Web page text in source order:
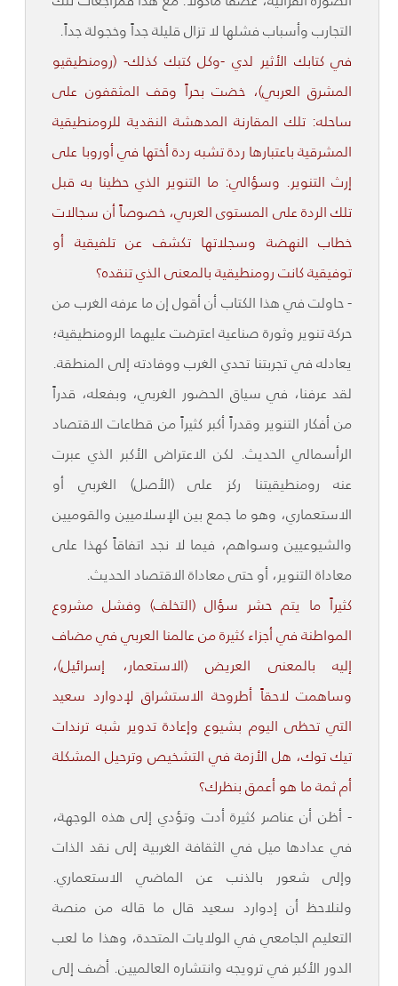
التجارب وأسباب فشلها لا تزال قليلة جداً وخجولة جداً.
في كتابك الأثير لدي -وكل كتبك كذلك- (رومنطيقيو
المشرق العربي)، خضت بحراً وقف المثقفون على
ساحله: تلك المقارنة المدهشة النقدية للرومنطيقية
المشرقية باعتبارها ردة تشبه ردة أختها في أوروبا على
إرث التنوير. وسؤالي: ما التنوير الذي حظينا به قبل
تلك الردة على المستوى العربي، خصوصاً أن سجالات
خطاب النهضة وسجلاتها تكشف عن تلفيقية أو
توفيقية كانت رومنطيقية بالمعنى الذي تنقده؟
- حاولت في هذا الكتاب أن أقول إن ما عرفه الغرب من
حركة تنوير وثورة صناعية اعترضت عليهما الرومنطيقية؛
يعادله في تجربتنا تحدي الغرب ووفادته إلى المنطقة.
لقد عرفنا، في سياق الحضور الغربي، وبفعله، قدراً
من أفكار التنوير وقدراً أكبر كثيراً من قطاعات الاقتصاد
الرأسمالي الحديث. لكن الاعتراض الأكبر الذي عبرت
عنه رومنطيقيتنا ركز على (الأصل) الغربي أو
الاستعماري، وهو ما جمع بين الإسلاميين والقوميين
والشيوعيين وسواهم، فيما لا نجد اتفاقاً كهذا على
معاداة التنوير، أو حتى معاداة الاقتصاد الحديث.
كثيراً ما يتم حشر سؤال (التخلف) وفشل مشروع
المواطنة في أجزاء كثيرة من عالمنا العربي في مضاف
إليه بالمعنى العريض (الاستعمار، إسرائيل)،
وساهمت لاحقاً أطروحة الاستشراق لإدوارد سعيد
التي تحظى اليوم بشيوع وإعادة تدوير شبه ترندات
تيك توك، هل الأزمة في التشخيص وترحيل المشكلة
أم ثمة ما هو أعمق بنظرك؟
- أظن أن عناصر كثيرة أدت وتؤدي إلى هذه الوجهة،
في عدادها ميل في الثقافة الغربية إلى نقد الذات
وإلى شعور بالذنب عن الماضي الاستعماري.
ولنلاحظ أن إدوارد سعيد قال ما قاله من منصة
التعليم الجامعي في الولايات المتحدة، وهذا ما لعب
الدور الأكبر في ترويجه وانتشاره العالميين. أضف إلى